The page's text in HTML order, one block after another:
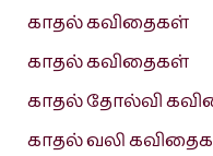
காதல் கவிதைகள்
காதல் கவிதைகள்
காதல் தோல்வி
காதல் வலி